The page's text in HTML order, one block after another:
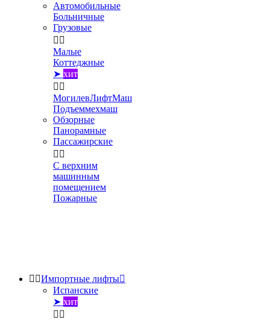
Автомобильные
Больничные
Грузовые
 
Малые
Коттеджные
➤ хит
 
МогилевЛифтМаш
Подъеммехмаш
Обзорные
Панорамные
Пассажирские
 
С верхним
машинным
помещением
Пожарные
 Импортные лифты
Испанские
➤ хит
 